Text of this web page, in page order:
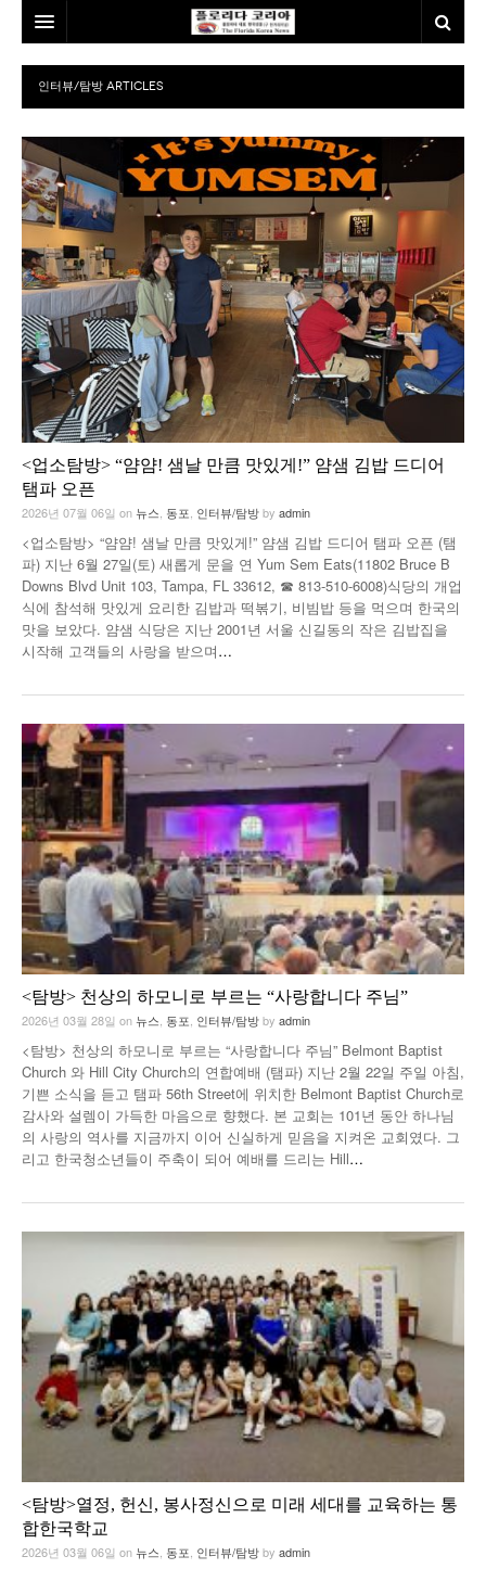
홈
본사소개
뉴스
동포
미국
칼럼
발행인칼럼
김명열칼럼
이명덕칼럼
김선옥칼럼
김원동칼럼
건강
본보특집
100인선/독자광장
100인선
독자광장
여행
인근여행지
놀이공원
낚시/비치
골프
인터뷰/탐방
인터뷰/탐방 ARTICLES
<업소탐방> “얌얌! 샘날 만큼 맛있게!” 얌샘 김밥 드디어
탬파 오픈
2026년 07월 06일 on뉴스, 동포, 인터뷰/탐방by admin
<업소탐방> “얌얌! 샘날 만큼 맛있게!” 얌샘 김밥 드디어 탬파 오픈 (탬
파) 지난 6월 27일(토) 새롭게 문을 연 Yum Sem Eats(11802 Bruce B
Downs Blvd Unit 103, Tampa, FL 33612, ☎ 813-510-6008)식당의 개업
식에 참석해 맛있게 요리한 김밥과 떡볶기, 비빔밥 등을 먹으며 한국의
맛을 보았다. 얌샘 식당은 지난 2001년 서울 신길동의 작은 김밥집을
시작해 고객들의 사랑을 받으며…
<탐방> 천상의 하모니로 부르는 “사랑합니다 주님”
2026년 03월 28일 on뉴스 동포 인터뷰/탐방by admin
<탐방> 천상의 하모니로 부르는 “사랑합니다 주님” Belmont Baptist
Church 와 Hill City Church의 연합예배 (탬파) 지난 2월 22일 주일 아침,
기쁜 소식을 듣고 탬파 56th Street에 위치한 Belmont Baptist Church로
감사와 설렘이 가득한 마음으로 향했다. 본 교회는 101년 동안 하나님
의 사랑의 역사를 지금까지 이어 신실하게 믿음을 지켜온 교회였다. 그
리고 한국청소년들이 주축이 되어 예배를 드리는 Hill…
<탐방>열정, 헌신, 봉사정신으로 미래 세대를 교육하는 통
합한국학교
2026년 03월 06일 on뉴스 동포 인터뷰/탐방by admin